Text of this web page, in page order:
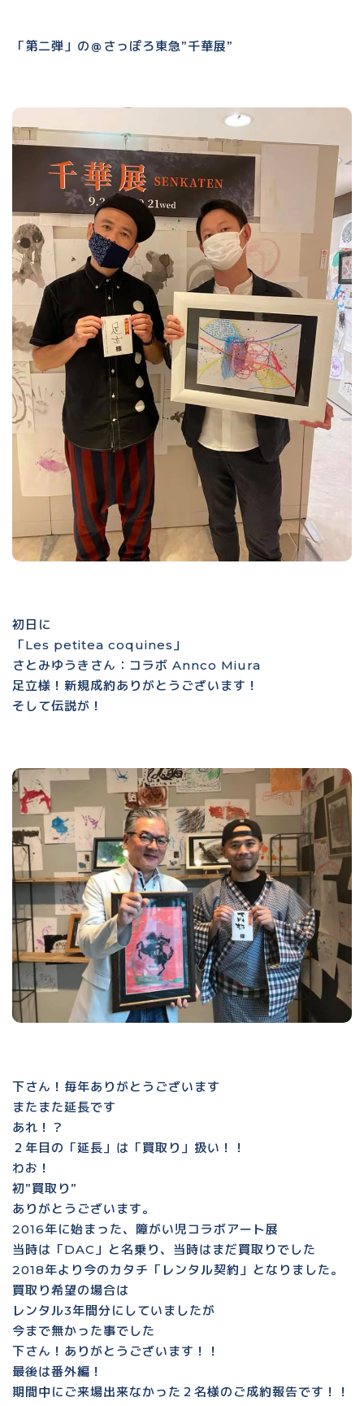
「第二弾」の＠さっぽろ東急”千華展”
初日に
「Les petitea coquines」
さとみゆうきさん：コラボ Annco Miura
足立様！新規成約ありがとうございます！
そして伝説が！
下さん！毎年ありがとうございます
またまた延長です
あれ！？
２年目の「延長」は「買取り」扱い！！
わお！
初”買取り”
ありがとうございます。
2016年に始まった、障がい児コラボアート展
当時は「DAC」と名乗り、当時はまだ買取りでした
2018年より今のカタチ「レンタル契約」となりました。
買取り希望の場合は
レンタル3年間分にしていましたが
今まで無かった事でした
下さん！ありがとうございます！！
最後は番外編！
期間中にご来場出来なかった２名様のご成約報告です！！